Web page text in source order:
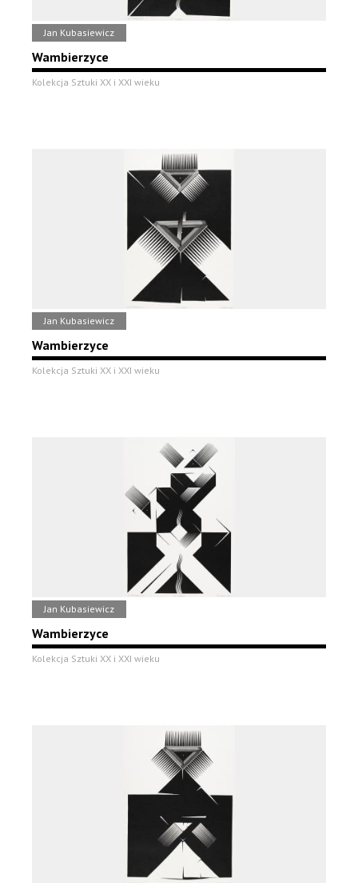
Jan Kubasiewicz
Wambierzyce
Kolekcja Sztuki XX i XXI wieku
Jan Kubasiewicz
Wambierzyce
Kolekcja Sztuki XX i XXI wieku
Jan Kubasiewicz
Wambierzyce
Kolekcja Sztuki XX i XXI wieku